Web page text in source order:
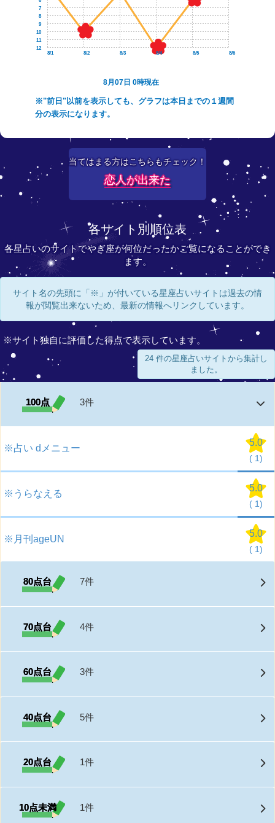
8/1 8/2 8/3 8/4 8/5 8/6
12
11
10
9
8
7
8月07日 0時現在
※"前日"以前を表示しても、グラフは本日までの１週間
分の表示になります。
当てはまる方はこちらもチェック！
恋人が出来た
各サイト別順位表
各星占いのサイトでやぎ座が何位だったかご覧になることができ
ます。
サイト名の先頭に「※」が付いている星座占いサイトは過去の情
報が閲覧出来ないため、最新の情報へリンクしています。
※サイト独自に評価した得点で表示しています。
24 件の星座占いサイトから集計し
ました。
100点 3件
※占い dメニュー
5.0
( 1)
※うらなえる
5.0
( 1)
※月刊ageUN
5.0
( 1)
80点台 7件
70点台 4件
60点台 3件
40点台 5件
20点台 1件
10点未満 1件